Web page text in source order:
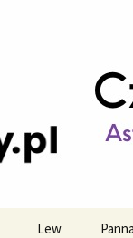
i
Lew Panna